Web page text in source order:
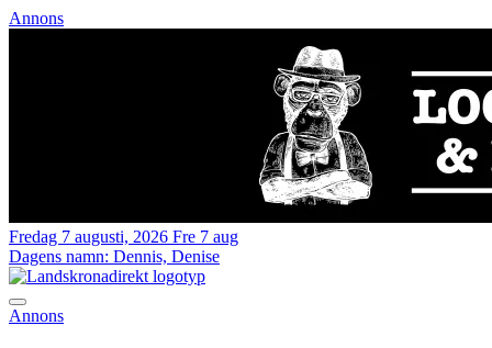
Annons
Fredag 7 augusti, 2026 Fre 7 aug
Dagens namn: Dennis, Denise
Annons